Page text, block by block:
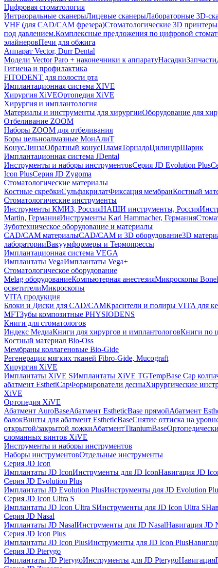
Цифровая стоматология
Интраоральные сканерыЛицевые сканерыЛабораторные 3D-
VHF (для CAD/CAM фрезера)Стоматологические 3D
под давлением.Комплексные предложения по цифровой
элайнеровПечи для обжига
Аппарат Vector, Durr Dental
Модели Vector Paro + наконечники к аппаратуНасадкиЗапчасти
Гигиена и профилактика
FITODENT для полости рта
Имплантационная система XIVE
Хирургия XiVEОртопедия XiVE
Хирургия и имплантология
Материалы и инструменты для хирургииОборудование для
Отбеливание ZOOM
Наборы ZOOM для отбеливания
Боры цельноалмазные МонАлиТ
КонусЛинзаОбратный конусПламяТорнадоЦилиндрШарик
Имплантационная система JDental
Инструменты и наборы инструментовСерия JD Evolution Plus
Icon PlusСерия JD Zygoma
Стоматологические материалы
Костные скребкиСульфакрилатФиксация мембранКостный
Стоматологические инструменты
Инструменты КМИЗ, РоссияНАШИ инструменты, Россия
Martin, ГерманияИнструменты Karl Hammacher, Германия
Зуботехническое оборудование и материалы
CAD/CAM материалыCAD/CAM и 3D оборудование3D
лабораторииВакуумформеры и Термопрессы
Имплантационная система VEGA
Имплантаты VegaИмплантаты Vega+
Стоматологическое оборудование
Melag оборудованиеКомпьютерная анестезияМикроскопы
осветителиМикроскопы
VITA продукция
Блоки и Диски для CAD/CAMКрасители и полиры VITA для
MFTЗубы композитные PHYSIODENS
Книги для стоматологов
Индекс МедиаКниги для хирургов и имплантологовКниги по
Костный материал Bio-Oss
Мембраны коллагеновые Bio-Gide
Регенерация мягких тканей Fibro-Gide, Mucograft
Хирургия XiVE
Имплантаты XiVE SИмплантаты XiVE TGTempBase Cap
абатмент EsthetiCapФормирователи десныХирургические
XiVE
Ортопедия XiVE
Абатмент AuroBaseАбатмент EstheticBase прямойАбатмент
балокВинты для абатмент EstheticBaseСнятие оттиска на
открытой/закрытой ложкиАбатментTitaniumBase
сломанных винтов XiVE
Инструменты и наборы инструментов
Наборы инструментовОтдельные инструменты
Серия JD Icon
Имплантаты JD IconИнструменты для JD IconНавигация JD
Серия JD Evolution Plus
Имплантаты JD Evolution PlusИнструменты для JD Evolution
Серия JD Icon Ultra S
Имплантаты JD Icon Ultra SИнструменты для JD Icon Ultra S
Серия JD Nasal
Имплантаты JD NasalИнструменты для JD NasalНавигация JD
Серия JD Icon Plus
Имплантаты JD Icon PlusИнструменты для JD Icon Plus
Серия JD Pterygo
Имплантаты JD PterygoИнструменты для JD PterygoНавигация